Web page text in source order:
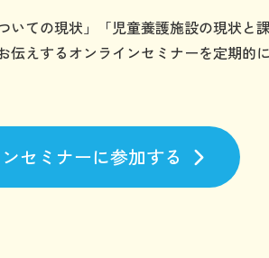
いての現状」「児童養護施設の現状と
伝えするオンラインセミナーを定期的
セミナーに参加する